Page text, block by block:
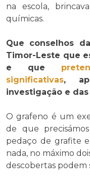
na escola,
químicas.
Que conselhos
Timor-Leste que
e que
significativas,
investigação e das
O grafeno é um
de que
pedaço de grafite
nada, no máximo
descobertas podem